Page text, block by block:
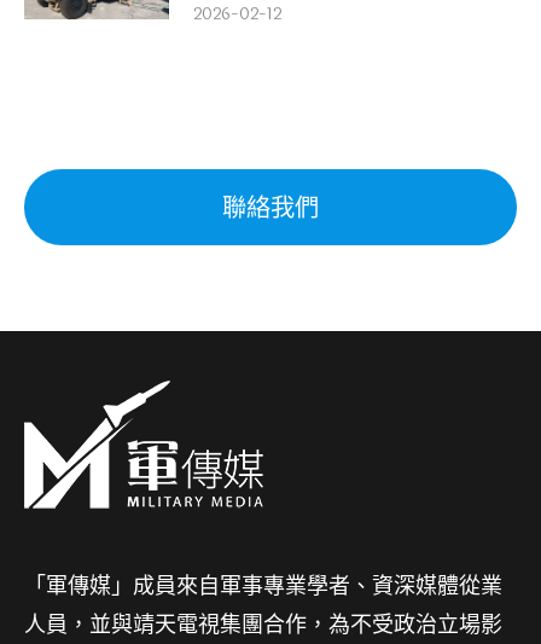
2026-02-12
聯絡我們
「軍傳媒」成員來自軍事專業學者、資深媒體從業
人員，並與靖天電視集團合作，為不受政治立場影